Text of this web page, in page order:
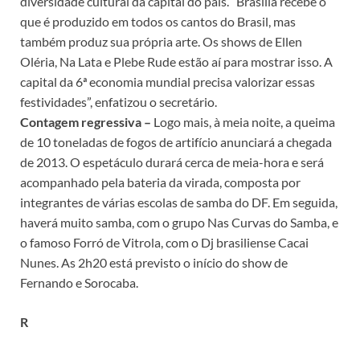
que é produzido em todos os cantos do Brasil, mas
também produz sua própria arte. Os shows de Ellen
Oléria, Na Lata e Plebe Rude estão aí para mostrar isso. A
capital da 6ª economia mundial precisa valorizar essas
festividades”, enfatizou o secretário.
Contagem regressiva – Logo mais, à meia noite, a queima
de 10 toneladas de fogos de artifício anunciará a chegada
de 2013. O espetáculo durará cerca de meia-hora e será
acompanhado pela bateria da virada, composta por
integrantes de várias escolas de samba do DF. Em seguida,
haverá muito samba, com o grupo Nas Curvas do Samba, e
o famoso Forró de Vitrola, com o Dj brasiliense Cacai
Nunes. As 2h20 está previsto o início do show de
Fernando e Sorocaba.
R